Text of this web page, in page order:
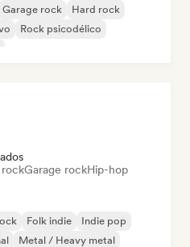
Garage rock
Hard rock
Rock psicodélico
Garage rockHip-hop
Folk indie
Indie pop
Metal / Heavy metal